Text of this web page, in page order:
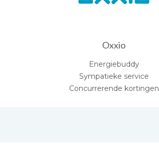
Oxxio
Energiebuddy
Sympatieke service
Concurrerende kortingen